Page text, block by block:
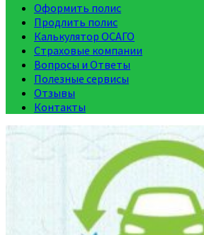
Оформить полис
Продлить полис
Калькулятор ОСАГО
Страховые компании
Вопросы и Ответы
Полезные сервисы
Отзывы
Контакты